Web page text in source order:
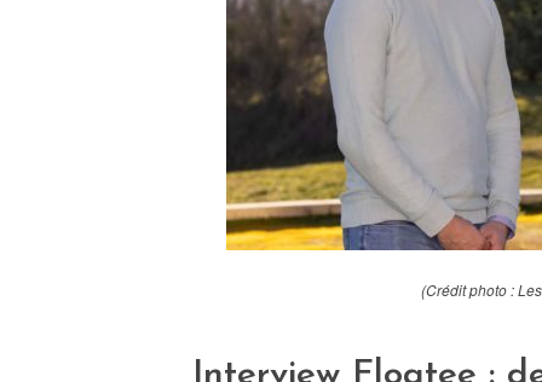
(Crédit photo :